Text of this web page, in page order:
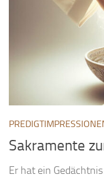
Sakramente
Er hat ein